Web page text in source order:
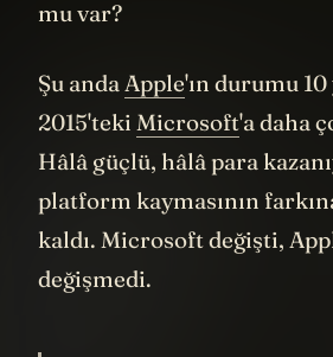
engel oldu. Acaba Apple'ın
Şu andaApple'ın durumu
2015'tekiMicrosoft'a daha
Hâlâ güçlü, hâlâ para
platform kaymasının
kaldı. Microsoft değişti,